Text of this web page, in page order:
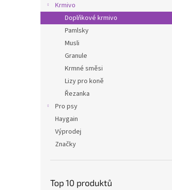
n
e
Krmivo
Doplňkové krmivo
Pamlsky
Musli
Granule
Krmné směsi
Lizy pro koně
Řezanka
Pro psy
Haygain
Výprodej
Značky
Top 10 produktů